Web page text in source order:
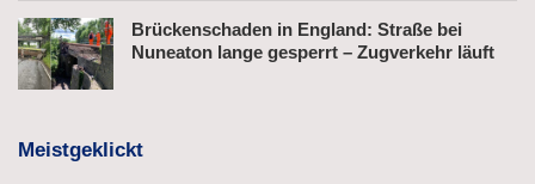
Brückenschaden in England: Straße bei
Nuneaton lange gesperrt – Zugverkehr läuft
Meistgeklickt